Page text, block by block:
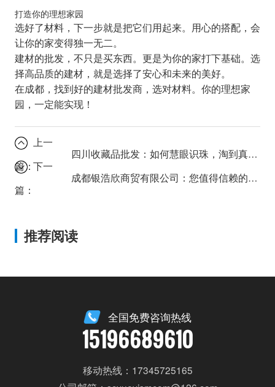
打造你的理想家园
选好了材料，下一步就是把它们用起来。用心的搭配，会
让你的家变得独一无二。
建材的批发，不只是买东西。更是为你的家打下基础。选
择高品质的建材，就是选择了安心和未来的美好。
在成都，找到好的建材批发商，选对材料。你的理想家
园，一定能实现！
上一
篇：
四川收藏品批发：如何慧眼识珠，淘到真正的珍宝？
下一
篇：
成都银浩欣商贸有限公司：您值得信赖的供应链合作伙伴？
推荐阅读
全国免费咨询热线
15196689610
移动热线：17345725165